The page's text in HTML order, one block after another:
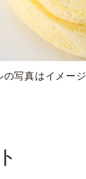
写真はイメー